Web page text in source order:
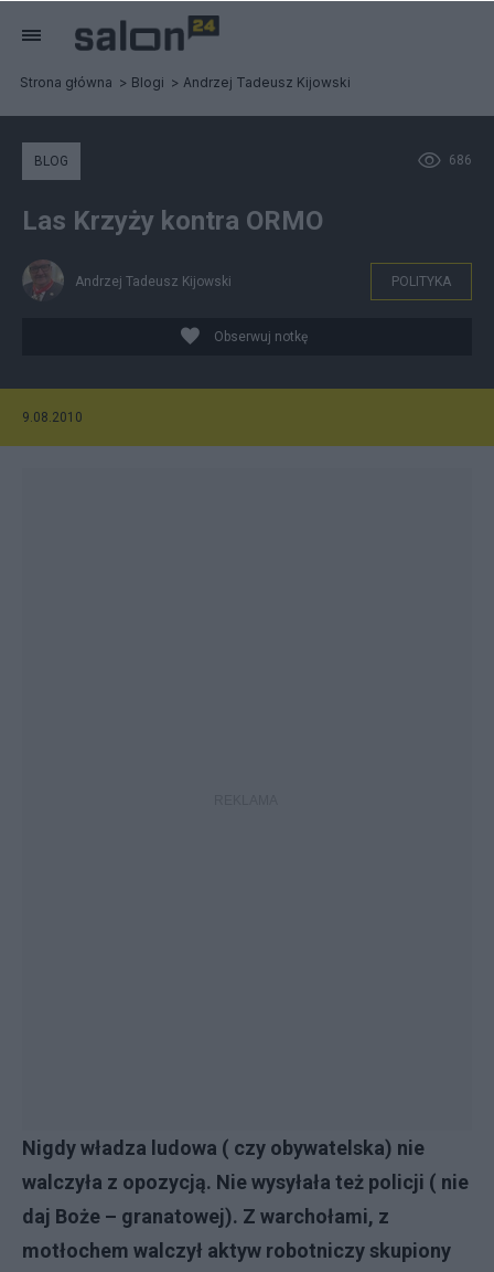
Strona główna Blogi Andrzej Tadeusz Kijowski
686
BLOG
Las Krzyży kontra ORMO
Andrzej Tadeusz Kijowski POLITYKA
Obserwuj notkę
9.08.2010
Nigdy władza ludowa ( czy obywatelska) nie
walczyła z opozycją. Nie wysyłała też policji ( nie
daj Boże – granatowej). Z warchołami, z
motłochem walczył aktyw robotniczy skupiony